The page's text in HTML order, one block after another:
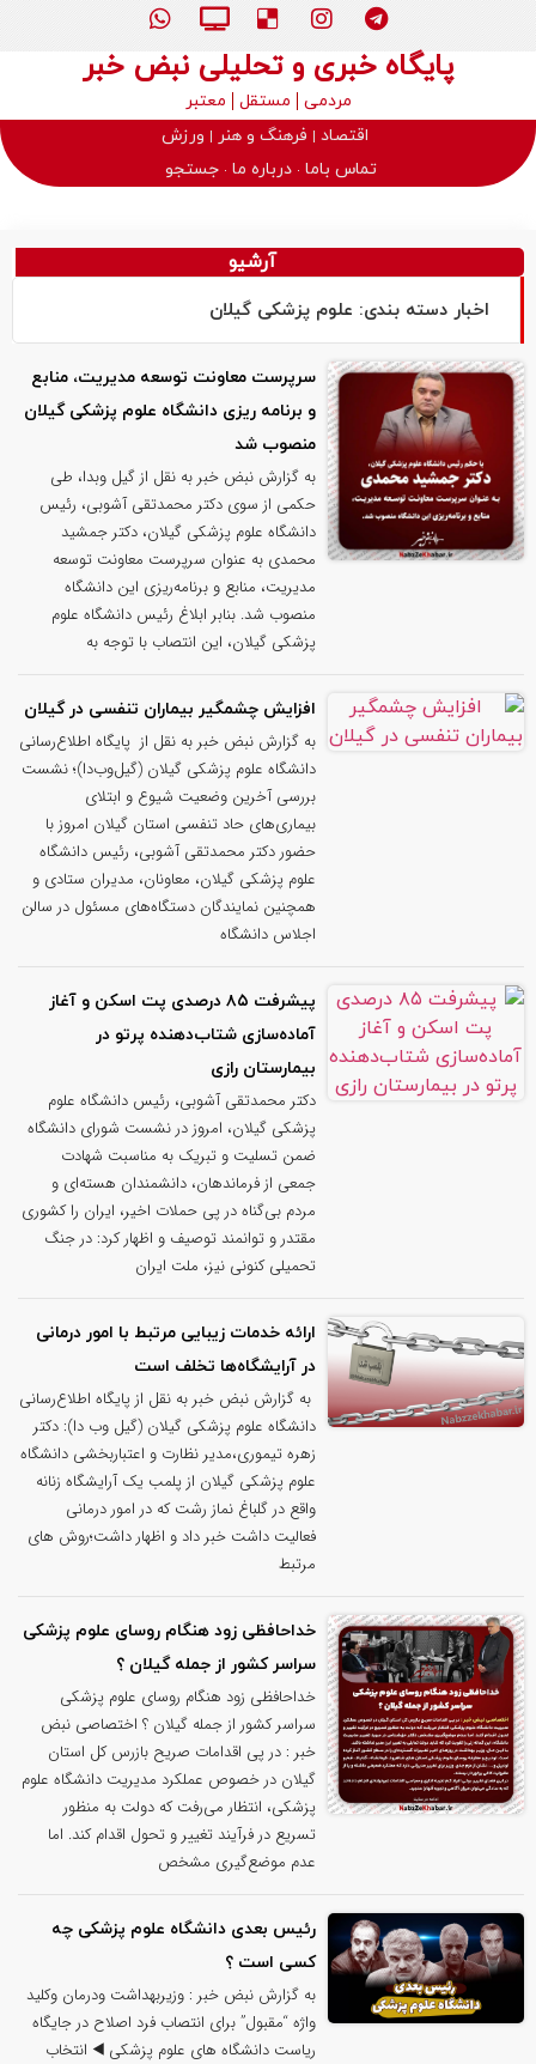
پایگاه خبری و تحلیلی نبض خبر
مردمی مستقل
معتبر
اقتصاد
فرهنگ و هنر
ورزش
تماس باما درباره ما جستجو
آرشیو
اخبار دسته بندی: علوم پزشکی گیلان
سرپرست معاونت توسعه مدیریت، منابع
و برنامه ریزی دانشگاه علوم پزشکی گیلان
منصوب شد
به گزارش نبض خبر به نقل از گیل وبدا، طی
حکمی از سوی دکتر محمدتقی آشوبی، رئیس
دانشگاه علوم پزشکی گیلان، دکتر جمشید
محمدی به عنوان سرپرست معاونت توسعه
مدیریت، منابع و برنامه‌ریزی این دانشگاه
منصوب شد. بنابر ابلاغ رئیس دانشگاه علوم
پزشکی گیلان، این انتصاب با توجه به
افزایش چشمگیر بیماران تنفسی در گیلان
به گزارش نبض خبر به نقل از پایگاه اطلاع‌رسانی
دانشگاه علوم پزشکی گیلان (گیل‌وب‌دا)؛ نشست
بررسی آخرین وضعیت شیوع و ابتلای
بیماری‌های حاد تنفسی استان گیلان امروز با
حضور دکتر محمدتقی آشوبی، رئیس دانشگاه
علوم پزشکی گیلان، معاونان، مدیران ستادی و
همچنین نمایندگان دستگاه‌های مسئول در سالن
اجلاس دانشگاه
پیشرفت ۸۵ درصدی پت اسکن و آغاز
آماده‌سازی شتاب‌دهنده پرتو در
بیمارستان رازی
دکتر محمدتقی آشوبی، رئیس دانشگاه علوم
پزشکی گیلان، امروز در نشست شورای دانشگاه
ضمن تسلیت و تبریک به مناسبت شهادت
جمعی از فرماندهان، دانشمندان هسته‌ای و
مردم بی‌گناه در پی حملات اخیر، ایران را کشوری
مقتدر و توانمند توصیف و اظهار کرد: در جنگ
تحمیلی کنونی نیز، ملت ایران
ارائه خدمات زیبایی مرتبط با امور درمانی
در آرایشگاه‌ها تخلف است
به گزارش نبض خبر به نقل از پایگاه اطلاع‌رسانی
دانشگاه علوم پزشکی گیلان (گیل وب دا): دکتر
زهره تیموری،مدیر نظارت و اعتباربخشی دانشگاه
علوم پزشکی گیلان از پلمب یک آرایشگاه زنانه
واقع در گلباغ نماز رشت که در امور درمانی
فعالیت داشت خبر داد و اظهار داشت؛روش های
مرتبط
خداحافظی زود هنگام روسای علوم پزشکی
سراسر کشور از جمله گیلان ؟
خداحافظی زود هنگام روسای علوم پزشکی
سراسر کشور از جمله گیلان ؟ اختصاصی نبض
خبر : در پی اقدامات صریح بازرس کل استان
گیلان در خصوص عملکرد مدیریت دانشگاه علوم
پزشکی، انتظار می‌رفت که دولت به منظور
تسریع در فرآیند تغییر و تحول اقدام کند. اما
عدم موضع‌گیری مشخص
رئیس بعدی دانشگاه علوم پزشکی چه
کسی است ؟
به گزارش نبض خبر : وزیربهداشت ودرمان وکلید
واژه “مقبول” برای انتصاب فرد اصلاح در جایگاه
ریاست دانشگاه های علوم پزشکی ◀️ انتخاب